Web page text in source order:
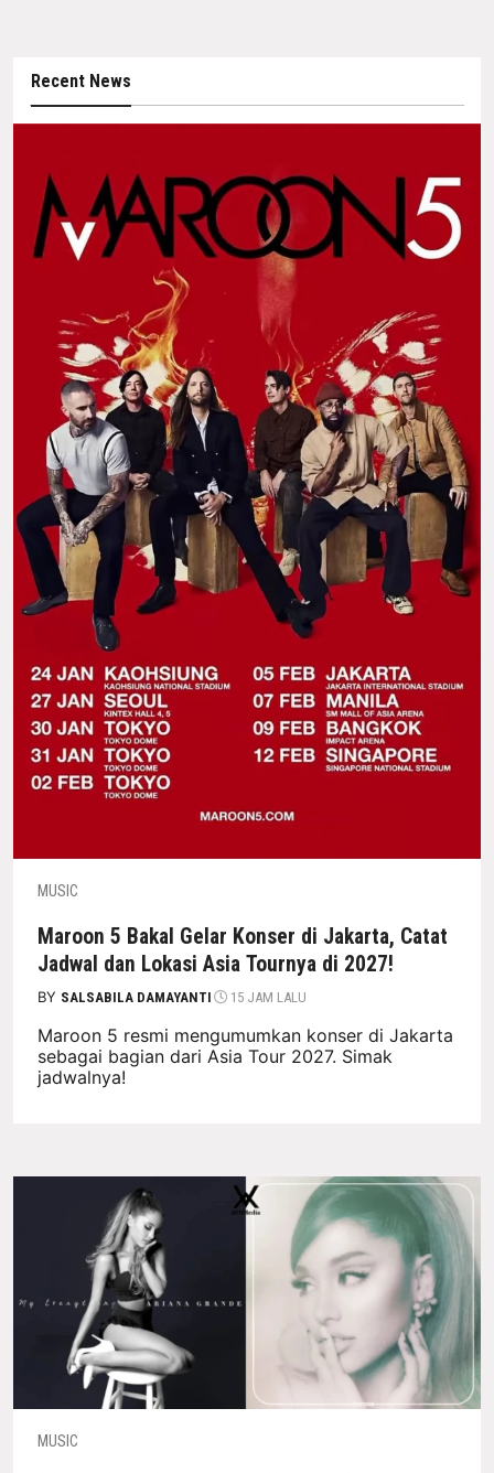
Recent News
MUSIC
Maroon 5 Bakal Gelar Konser di Jakarta, Catat
Jadwal dan Lokasi Asia Tournya di 2027!
BY SALSABILA DAMAYANTI 15 JAM LALU
Maroon 5 resmi mengumumkan konser di Jakarta
sebagai bagian dari Asia Tour 2027. Simak
jadwalnya!
MUSIC